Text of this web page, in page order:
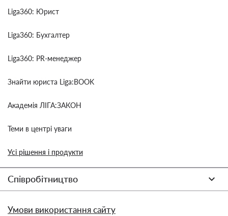
Liga360: Юрист
Liga360: Бухгалтер
Liga360: PR-менеджер
Знайти юриста Liga:BOOK
Академія ЛІГА:ЗАКОН
Теми в центрі уваги
Усі рішення і продукти
Співробітництво
Умови використання сайту